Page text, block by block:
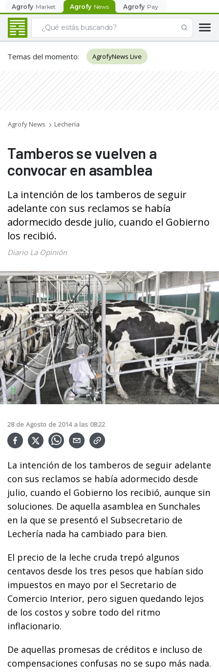
Agrofy Market Agrofy News Agrofy Pay
Temas del momento: AgrofyNews Live
Agrofy News Lechería
Tamberos se vuelven a
convocar en asamblea
La intención de los tamberos de seguir
adelante con sus reclamos se había
adormecido desde julio, cuando el Gobierno
los recibió.
Diario La Opinión
28 de Agosto de 2014 a las 08:22
La intención de los tamberos de seguir adelante
con sus reclamos se había adormecido desde
julio, cuando el Gobierno los recibió, aunque sin
soluciones. De aquella asamblea en Sunchales
en la que se presentó el Subsecretario de
Lechería nada ha cambiado para bien.
El precio de la leche cruda trepó algunos
centavos desde los tres pesos que habían sido
impuestos en mayo por el Secretario de
Comercio Interior, pero siguen quedando lejos
de los costos y sobre todo del ritmo
inflacionario.
De aquellas promesas de créditos e incluso de
compensaciones confusas no se supo más nada.